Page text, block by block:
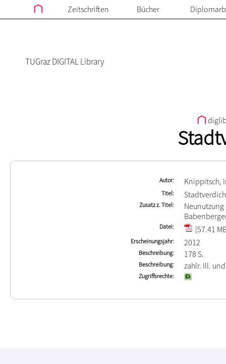
Zeitschriften Bücher
TUGraz DIGITAL Library
Autor Knippitsch,
Titel
Zusatz z. Titel
Datei [57.41
Erscheinungsjahr 2012
Beschreibung 178 S.
Beschreibung zahlr. Ill.
Zugriffsrechte